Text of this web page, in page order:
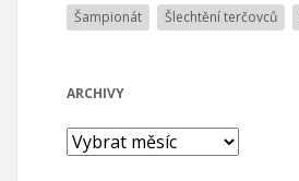
Šampionát
Šlechtění terčovců
ARCHIVY
Archivy